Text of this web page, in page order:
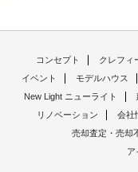
コンセプト クレフィ
イベント
モデルハウス
New Light ニューライト
リノベーション
会社
売却査定・売却
ア